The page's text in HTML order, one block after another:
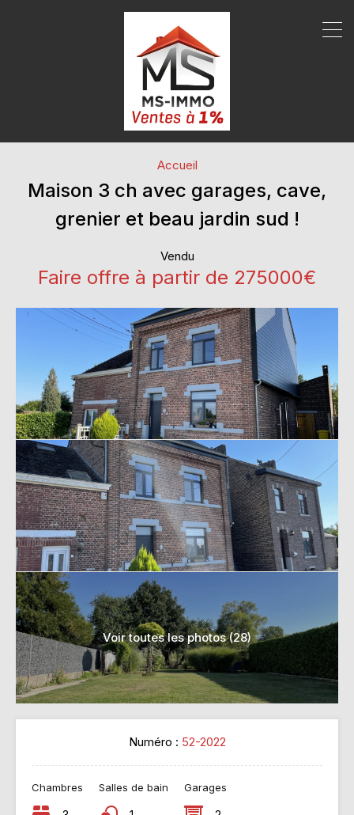
Accueil
Maison 3 ch avec garages, cave,
grenier et beau jardin sud !
Vendu
Faire offre à partir de 275000€
Voir toutes les photos (28)
Numéro : 52-2022
Chambres Salles de bain Garages